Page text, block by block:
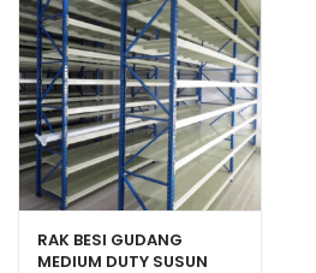
RAK BESI GUDANG
MEDIUM DUTY SUSUN